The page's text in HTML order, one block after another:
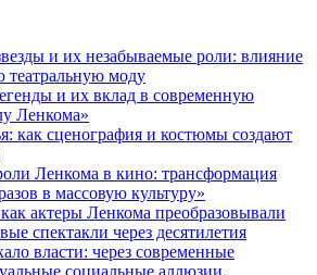
и их незабываемые роли: влияние
театральную моду
и их вклад в современную
Ленкома»
как сценография и костюмы создают
Ленкома в кино: трансформация
в массовую культуру»
актеры Ленкома преобразовывали
спектакли через десятилетия
власти: через современные
социальные аллюзии.